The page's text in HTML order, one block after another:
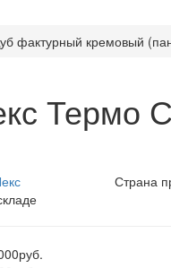
фактурный кремовый
Термо
Страна